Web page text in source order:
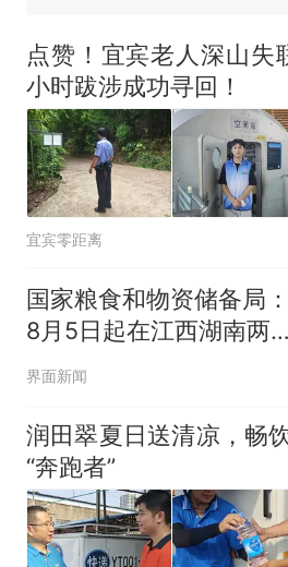
点赞！宜宾老人深山失
小时跋涉成功寻回！
宜宾零距离
国家粮食和物资储备局：
8月5日起在江西湖南两省
启动2026年早籼稻最低收
界面新闻
润田翠夏日送清凉，畅
“奔跑者”